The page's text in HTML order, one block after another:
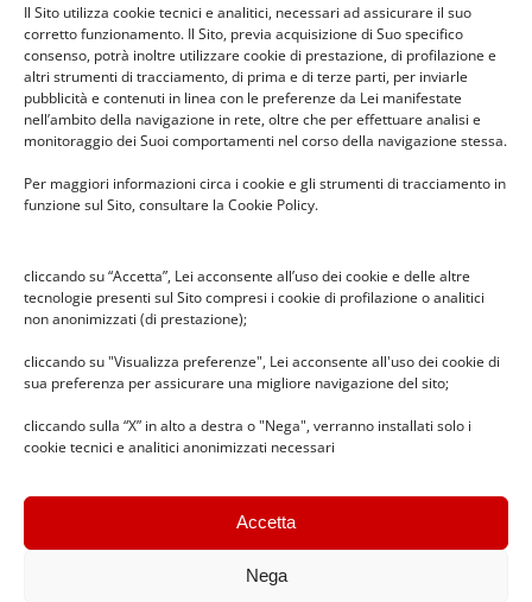
Il Sito utilizza cookie tecnici e analitici, necessari ad assicurare il suo
corretto funzionamento. Il Sito, previa acquisizione di Suo specifico
consenso, potrà inoltre utilizzare cookie di prestazione, di profilazione e
altri strumenti di tracciamento, di prima e di terze parti, per inviarle
pubblicità e contenuti in linea con le preferenze da Lei manifestate
nell’ambito della navigazione in rete, oltre che per effettuare analisi e
monitoraggio dei Suoi comportamenti nel corso della navigazione stessa.
Per maggiori informazioni circa i cookie e gli strumenti di tracciamento in
funzione sul Sito, consultare la Cookie Policy.
cliccando su “Accetta”, Lei acconsente all’uso dei cookie e delle altre
tecnologie presenti sul Sito compresi i cookie di profilazione o analitici
non anonimizzati (di prestazione);
cliccando su "Visualizza preferenze", Lei acconsente all'uso dei cookie di
sua preferenza per assicurare una migliore navigazione del sito;
cliccando sulla “X” in alto a destra o "Nega", verranno installati solo i
cookie tecnici e analitici anonimizzati necessari
Accetta
Nega